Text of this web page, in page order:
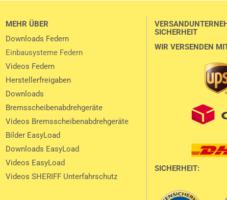
MEHR ÜBER
Downloads Federn
Einbausysteme Federn
Videos Federn
Herstellerfreigaben
Downloads
Bremsscheibenabdrehgeräte
Videos Bremsscheibenabdrehgeräte
Bilder EasyLoad
Downloads EasyLoad
Videos EasyLoad
Videos SHERIFF Unterfahrschutz
SICHERHEIT
WIR VERSENDEN
SICHERHEIT: